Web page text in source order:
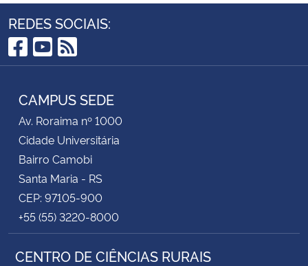
REDES SOCIAIS:
Facebook
YouTube
RSS
CAMPUS SEDE
Av. Roraima nº 1000
Cidade Universitária
Bairro Camobi
Santa Maria - RS
CEP: 97105-900
+55 (55) 3220-8000
CENTRO DE CIÊNCIAS RURAIS